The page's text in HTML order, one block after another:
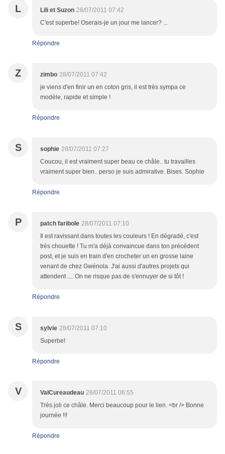
L Lili et Suzon 28/07/2011 07:42
C'est superbe! Oserais-je un jour me lancer? ...
Répondre
Z zimbo 28/07/2011 07:42
je viens d'en finir un en coton gris, il est très sympa ce
modèle, rapide et simple !
Répondre
S sophie 28/07/2011 07:27
Coucou, il est vraiment super beau ce châle.. tu travailles
vraiment super bien.. perso je suis admirative. Bises. Sophie
Répondre
P patch faribole 28/07/2011 07:10
Il est ravissant dans toutes les couleurs ! En dégradé, c'est
très chouette ! Tu m'a déjà convaincue dans ton précédent
post, et je suis en train d'en crocheter un en grosse laine
venant de chez Gwénola. J'ai aussi d'autres projets qui
attendent .... On ne risque pas de s'ennuyer de si tôt !
Répondre
S sylvie 28/07/2011 07:10
Superbe!
Répondre
V ValCureaudeau 28/07/2011 06:55
Très joli ce châle. Merci beaucoup pour le lien. <br /> Bonne
journée !!!
Répondre